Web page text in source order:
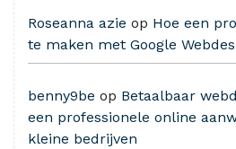
Roseanna azie op Hoe een
te maken met Google
benny9be op Betaalbaar
een professionele online
kleine bedrijven